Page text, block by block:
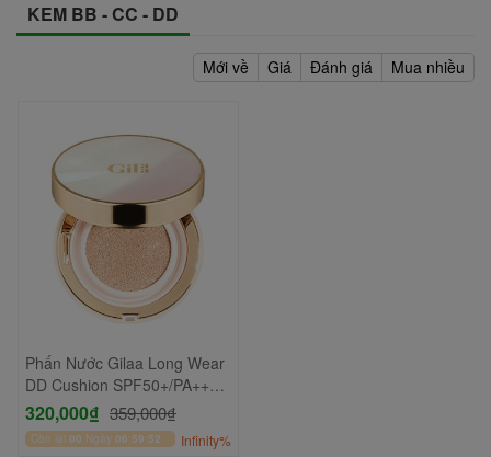
KEM BB - CC - DD
Mới về Giá Đánh giá Mua nhiều
Phấn Nước Gilaa Long Wear
DD Cushion SPF50+/PA+++
13gr
320,000₫ 359,000₫
Còn lại 00 Ngày 06:59:52 Infinity%